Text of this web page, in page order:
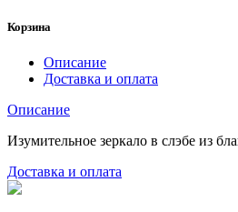
Корзина
Описание
Доставка и оплата
Описание
Изумительное зеркало в слэбе из
Доставка и оплата